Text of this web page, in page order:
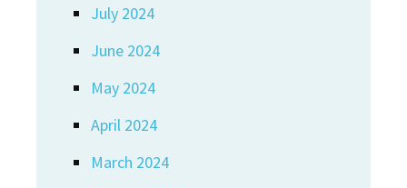
July 2024
June 2024
May 2024
April 2024
March 2024